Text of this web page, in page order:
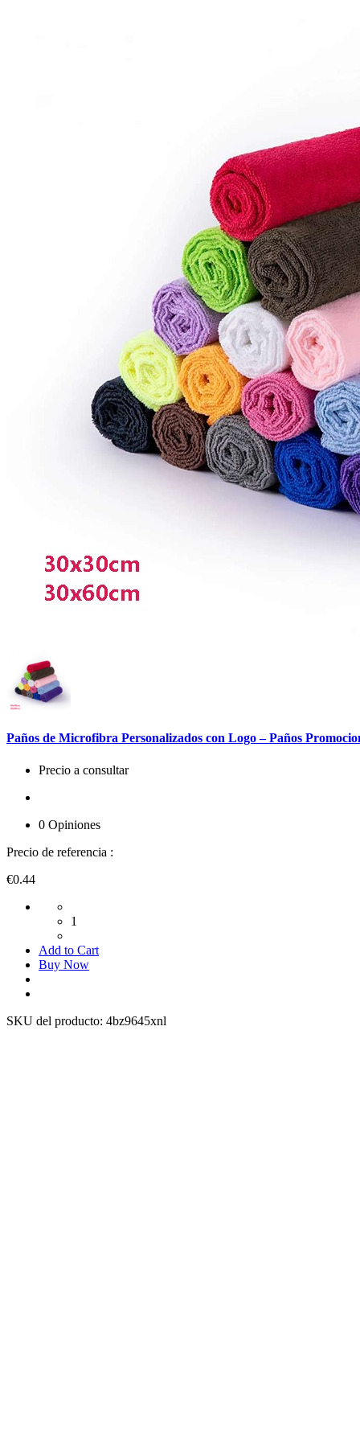
Paños de Microfibra Personalizados con Logo – Paños
Precio a consultar
0 Opiniones
Precio de referencia :
€0.44
1
Add to Cart
Buy Now
SKU del producto: 4bz9645xnl